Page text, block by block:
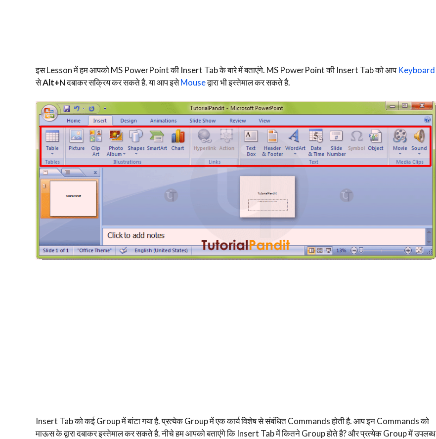
इस Lesson में हम आपको MS PowerPoint की Insert Tab के बारे में बताएंगे. MS PowerPoint की Insert Tab को आपKeyboard
सेAlt+Nदबाकर सक्रिय कर सकते है. या आप इसेMouseद्वारा भी इस्तेमाल कर सकते है.
Insert Tab को कई Group में बांटा गया है. प्रत्येक Group में एक कार्य विशेष से संबंधित Commands होती है. आप इन Commands को
माऊस के द्वारा दबाकर इस्तेमाल कर सकते है. नीचे हम आपको बताएंगे कि Insert Tab में कितने Group होते है? और प्रत्येक Group में उपलब्ध